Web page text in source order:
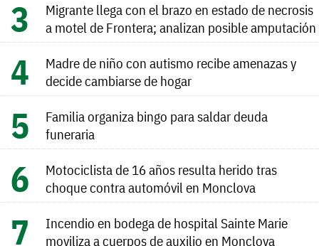
Migrante llega con el brazo en estado de necrosis
a motel de Frontera; analizan posible amputación
Madre de niño con autismo recibe amenazas y
decide cambiarse de hogar
Familia organiza bingo para saldar deuda
funeraria
Motociclista de 16 años resulta herido tras
choque contra automóvil en Monclova
Incendio en bodega de hospital Sainte Marie
moviliza a cuerpos de auxilio en Monclova